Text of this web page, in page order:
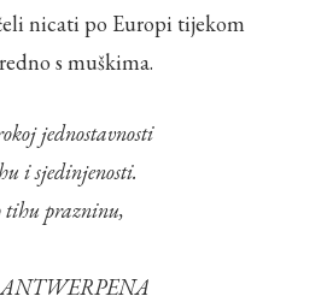
nicati po Europi tijekom
s muškima.
jednostavnosti
i sjedinjenosti.
tihu prazninu,